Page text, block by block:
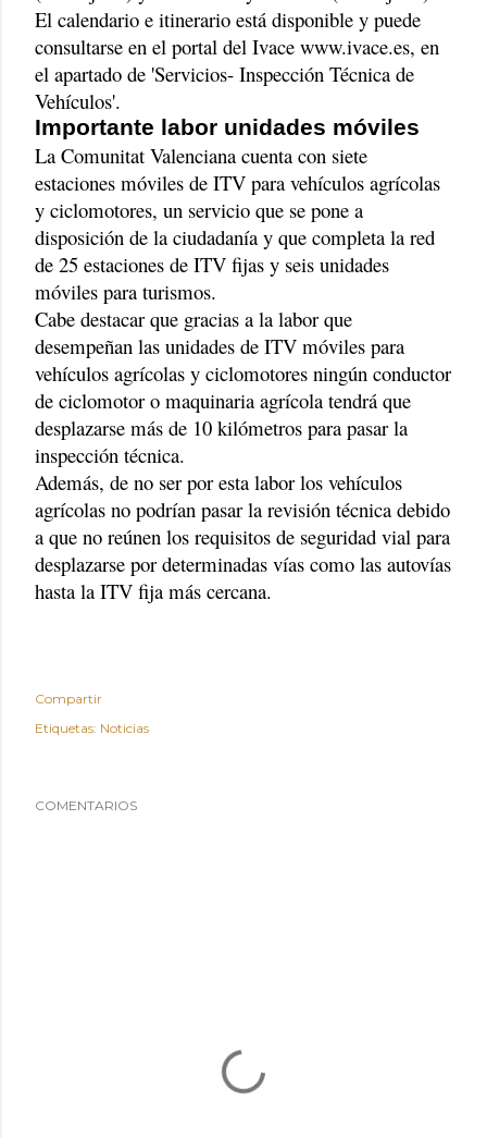
El calendario e itinerario está disponible y puede
consultarse en el portal del Ivace www.ivace.es, en
el apartado de 'Servicios- Inspección Técnica de
Vehículos'.
Importante labor unidades móviles
La Comunitat Valenciana cuenta con siete
estaciones móviles de ITV para vehículos agrícolas
y ciclomotores, un servicio que se pone a
disposición de la ciudadanía y que completa la red
de 25 estaciones de ITV fijas y seis unidades
móviles para turismos.
Cabe destacar que gracias a la labor que
desempeñan las unidades de ITV móviles para
vehículos agrícolas y ciclomotores ningún conductor
de ciclomotor o maquinaria agrícola tendrá que
desplazarse más de 10 kilómetros para pasar la
inspección técnica.
Además, de no ser por esta labor los vehículos
agrícolas no podrían pasar la revisión técnica debido
a que no reúnen los requisitos de seguridad vial para
desplazarse por determinadas vías como las autovías
hasta la ITV fija más cercana.
Compartir
Etiquetas: Noticias
COMENTARIOS